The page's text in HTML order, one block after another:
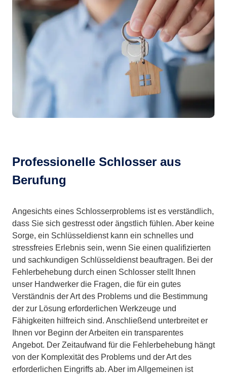
Professionelle Schlosser aus
Berufung
Angesichts eines Schlosserproblems ist es verständlich,
dass Sie sich gestresst oder ängstlich fühlen. Aber keine
Sorge, ein Schlüsseldienst kann ein schnelles und
stressfreies Erlebnis sein, wenn Sie einen qualifizierten
und sachkundigen Schlüsseldienst beauftragen. Bei der
Fehlerbehebung durch einen Schlosser stellt Ihnen
unser Handwerker die Fragen, die für ein gutes
Verständnis der Art des Problems und die Bestimmung
der zur Lösung erforderlichen Werkzeuge und
Fähigkeiten hilfreich sind. Anschließend unterbreitet er
Ihnen vor Beginn der Arbeiten ein transparentes
Angebot. Der Zeitaufwand für die Fehlerbehebung hängt
von der Komplexität des Problems und der Art des
erforderlichen Eingriffs ab. Aber im Allgemeinen ist